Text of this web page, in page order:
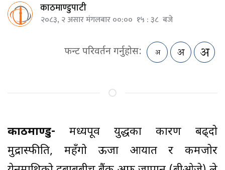
काठमाण्डुपाटी
२०८३, २ असार मंगलबार ००:०० १५ : ३८ बजे
फन्ट परिवर्तन गर्नुहोस:
काठमाण्डु- मध्यपूर्व युद्धका कारण बढ्दो
मुद्रास्फीति, महँगो ऊर्जा आयात र कमजोर